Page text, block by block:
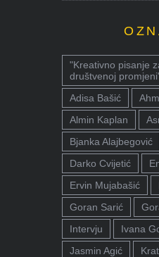
"Kreativno pisanje
društvenoj
Adisa Bašić
Almin Kaplan
Bjanka Alajbegović
Darko Cvijetić
Ervin Mujabašić
Goran Sarić
Intervju
Ivana
Jasmin Agić